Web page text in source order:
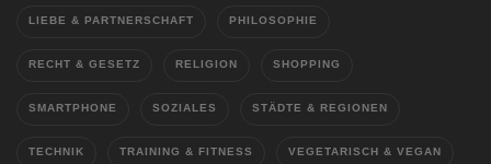
LIEBE & PARTNERSCHAFT PHILOSOPHIE
RECHT & GESETZ RELIGION SHOPPING
SMARTPHONE SOZIALES STÄDTE & REGIONEN
TECHNIK TRAINING & FITNESS VEGETARISCH & VEGAN